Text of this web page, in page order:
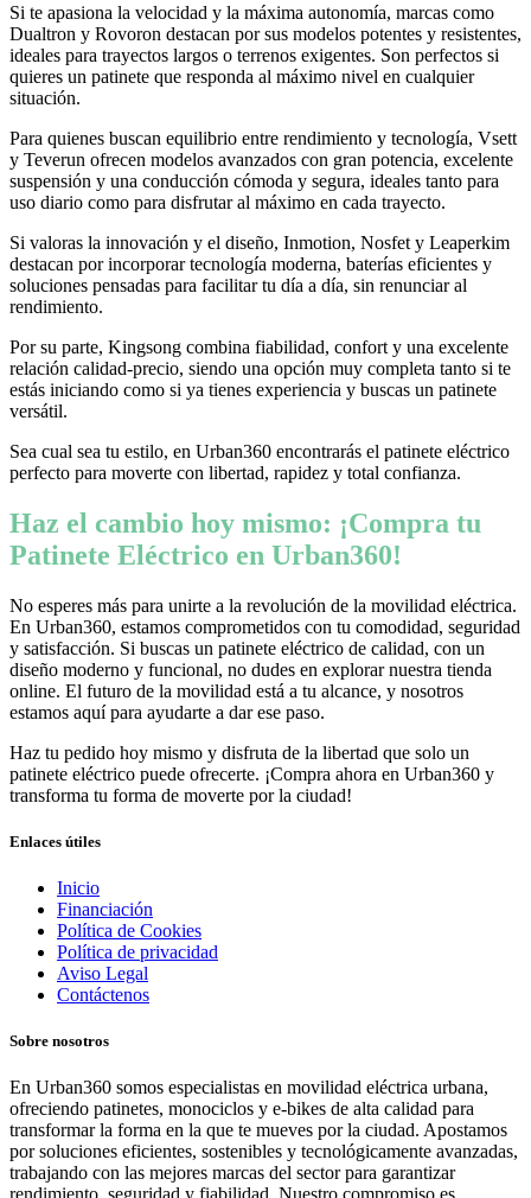
Si te apasiona la velocidad y la máxima autonomía, marcas como
Dualtron y Rovoron destacan por sus modelos potentes y resistentes,
ideales para trayectos largos o terrenos exigentes. Son perfectos si
quieres un patinete que responda al máximo nivel en cualquier
situación.
Para quienes buscan equilibrio entre rendimiento y tecnología, Vsett
y Teverun ofrecen modelos avanzados con gran potencia, excelente
suspensión y una conducción cómoda y segura, ideales tanto para
uso diario como para disfrutar al máximo en cada trayecto.
Si valoras la innovación y el diseño, Inmotion, Nosfet y Leaperkim
destacan por incorporar tecnología moderna, baterías eficientes y
soluciones pensadas para facilitar tu día a día, sin renunciar al
rendimiento.
Por su parte, Kingsong combina fiabilidad, confort y una excelente
relación calidad-precio, siendo una opción muy completa tanto si te
estás iniciando como si ya tienes experiencia y buscas un patinete
versátil.
Sea cual sea tu estilo, en Urban360 encontrarás el patinete eléctrico
perfecto para moverte con libertad, rapidez y total confianza.
Haz el cambio hoy mismo: ¡Compra tu
Patinete Eléctrico en Urban360!
No esperes más para unirte a la revolución de la movilidad eléctrica.
En Urban360, estamos comprometidos con tu comodidad, seguridad
y satisfacción. Si buscas un patinete eléctrico de calidad, con un
diseño moderno y funcional, no dudes en explorar nuestra tienda
online. El futuro de la movilidad está a tu alcance, y nosotros
estamos aquí para ayudarte a dar ese paso.
Haz tu pedido hoy mismo y disfruta de la libertad que solo un
patinete eléctrico puede ofrecerte. ¡Compra ahora en Urban360 y
transforma tu forma de moverte por la ciudad!
Enlaces útiles
Inicio
Financiación
Política de Cookies
Política de privacidad
Aviso Legal
Contáctenos
Sobre nosotros
En Urban360 somos especialistas en movilidad eléctrica urbana,
ofreciendo patinetes, monociclos y e-bikes de alta calidad para
transformar la forma en la que te mueves por la ciudad. Apostamos
por soluciones eficientes, sostenibles y tecnológicamente avanzadas,
trabajando con las mejores marcas del sector para garantizar